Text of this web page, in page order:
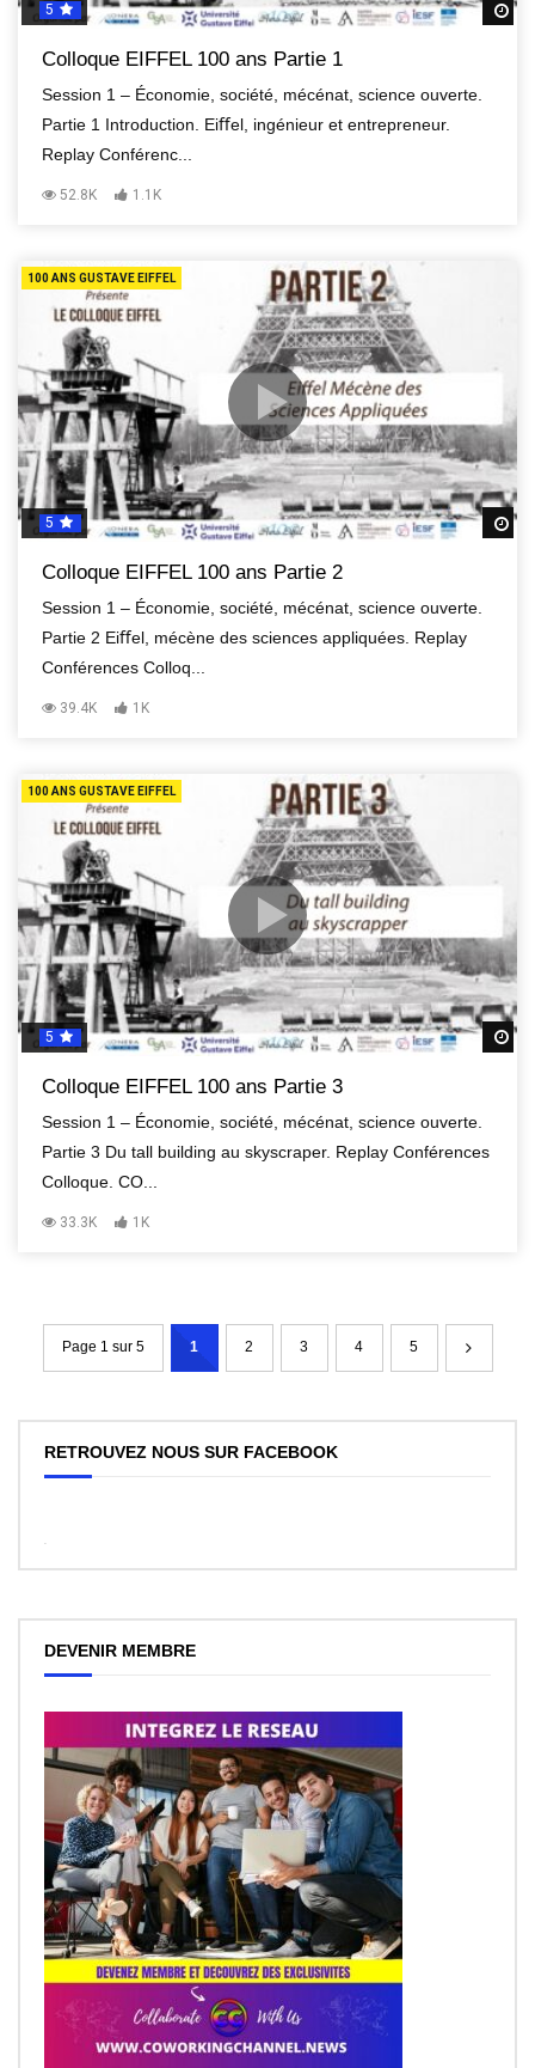
5
Colloque EIFFEL 100 ans Partie 1
Session 1 – Économie, société, mécénat, science ouverte.
Partie 1 Introduction. Eiﬀel, ingénieur et entrepreneur.
Replay Conférenc...
52.8K 1.1K
100 ANS GUSTAVE EIFFEL
5
Colloque EIFFEL 100 ans Partie 2
Session 1 – Économie, société, mécénat, science ouverte.
Partie 2 Eiﬀel, mécène des sciences appliquées. Replay
Conférences Colloq...
39.4K 1K
100 ANS GUSTAVE EIFFEL
5
Colloque EIFFEL 100 ans Partie 3
Session 1 – Économie, société, mécénat, science ouverte.
Partie 3 Du tall building au skyscraper. Replay Conférences
Colloque. CO...
33.3K 1K
Page 1 sur 5 1 2 3 4 5
RETROUVEZ NOUS SUR FACEBOOK
WordPress
DEVENIR MEMBRE